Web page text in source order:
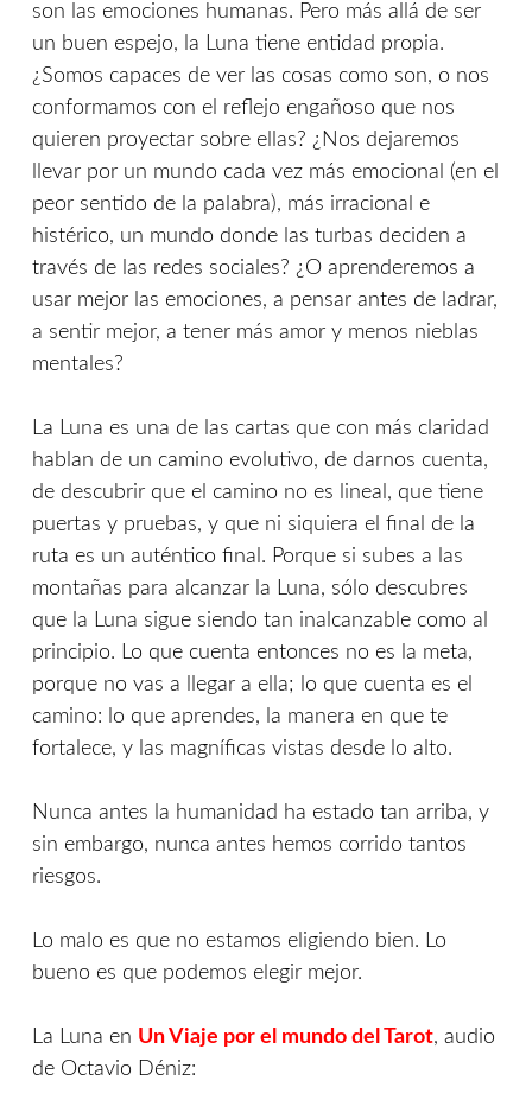
son las emociones humanas. Pero más allá de ser
un buen espejo, la Luna tiene entidad propia.
¿Somos capaces de ver las cosas como son, o nos
conformamos con el reflejo engañoso que nos
quieren proyectar sobre ellas? ¿Nos dejaremos
llevar por un mundo cada vez más emocional (en el
peor sentido de la palabra), más irracional e
histérico, un mundo donde las turbas deciden a
través de las redes sociales? ¿O aprenderemos a
usar mejor las emociones, a pensar antes de ladrar,
a sentir mejor, a tener más amor y menos nieblas
mentales?
La Luna es una de las cartas que con más claridad
hablan de un camino evolutivo, de darnos cuenta,
de descubrir que el camino no es lineal, que tiene
puertas y pruebas, y que ni siquiera el final de la
ruta es un auténtico final. Porque si subes a las
montañas para alcanzar la Luna, sólo descubres
que la Luna sigue siendo tan inalcanzable como al
principio. Lo que cuenta entonces no es la meta,
porque no vas a llegar a ella; lo que cuenta es el
camino: lo que aprendes, la manera en que te
fortalece, y las magníficas vistas desde lo alto.
Nunca antes la humanidad ha estado tan arriba, y
sin embargo, nunca antes hemos corrido tantos
riesgos.
Lo malo es que no estamos eligiendo bien. Lo
bueno es que podemos elegir mejor.
La Luna en Un Viaje por el mundo del Tarot, audio
de Octavio Déniz: